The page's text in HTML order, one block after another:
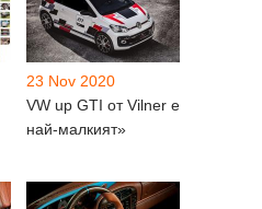
23 Nov 2020
VW up GTI от Vilner e
най-малкият»